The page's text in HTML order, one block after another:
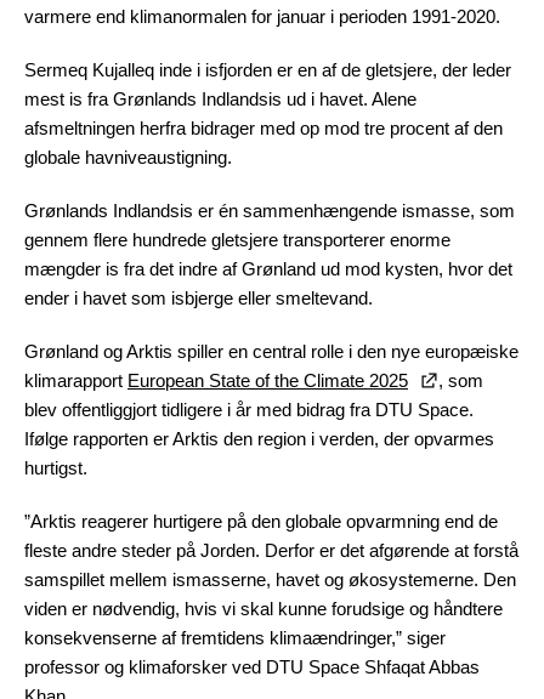
varmere end klimanormalen for januar i perioden 1991-2020.
Sermeq Kujalleq inde i isfjorden er en af de gletsjere, der leder
mest is fra Grønlands Indlandsis ud i havet. Alene
afsmeltningen herfra bidrager med op mod tre procent af den
globale havniveaustigning.
Grønlands Indlandsis er én sammenhængende ismasse, som
gennem flere hundrede gletsjere transporterer enorme
mængder is fra det indre af Grønland ud mod kysten, hvor det
ender i havet som isbjerge eller smeltevand.
Grønland og Arktis spiller en central rolle i den nye europæiske
klimarapport European State of the Climate 2025
, som
blev offentliggjort tidligere i år med bidrag fra DTU Space.
Ifølge rapporten er Arktis den region i verden, der opvarmes
hurtigst.
”Arktis reagerer hurtigere på den globale opvarmning end de
fleste andre steder på Jorden. Derfor er det afgørende at forstå
samspillet mellem ismasserne, havet og økosystemerne. Den
viden er nødvendig, hvis vi skal kunne forudsige og håndtere
konsekvenserne af fremtidens klimaændringer,” siger
professor og klimaforsker ved DTU Space Shfaqat Abbas